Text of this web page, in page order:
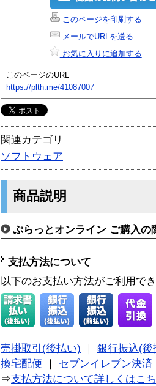
このページを印刷する
メールでURLを送る
お気に入りに追加する
このページのURL
https://plth.me/41087007
関連カテゴリ
ソフトウェア
商品説明
ぷらっとオンライン ご購入の
支払方法について
以下のお支払い方法がご利用で
売掛取引(後払い)
銀行振込(後
換宅配便
セブンイレブン決済
⇒支払方法について詳しくはこ